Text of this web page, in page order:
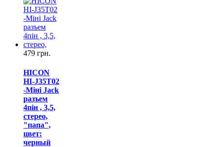
479 грн.
HICON
HI-J35T02
-Міні Jack
разъем
4пін , 3,5,
стерео,
"папа",
цвет:
черный